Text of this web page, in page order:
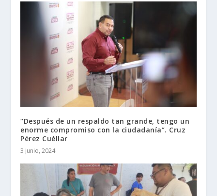
“Después de un respaldo tan grande, tengo un
enorme compromiso con la ciudadanía”. Cruz
Pérez Cuéllar
3 junio, 2024